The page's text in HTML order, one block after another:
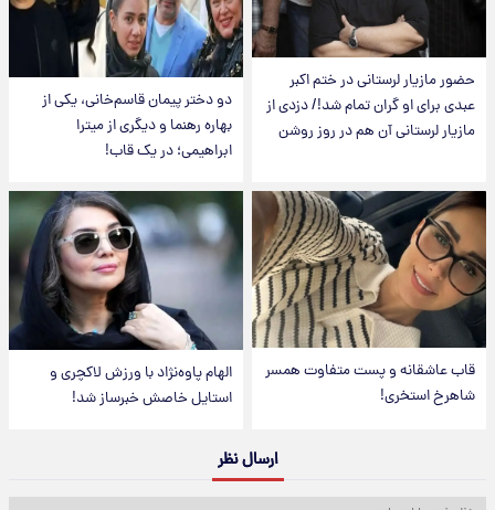
حضور مازیار لرستانی در ختم اکبر
عبدی برای او گران تمام شد!/ دزدی از
مازیار لرستانی آن هم در روز روشن
دو دختر پیمان قاسم‌خانی، یکی از
بهاره رهنما و دیگری از میترا
ابراهیمی؛ در یک قاب!
قاب عاشقانه و پست متفاوت همسر
شاهرخ استخری!
الهام پاوه‌نژاد با ورزش لاکچری و
استایل خاصش خبرساز شد!
ارسال نظر